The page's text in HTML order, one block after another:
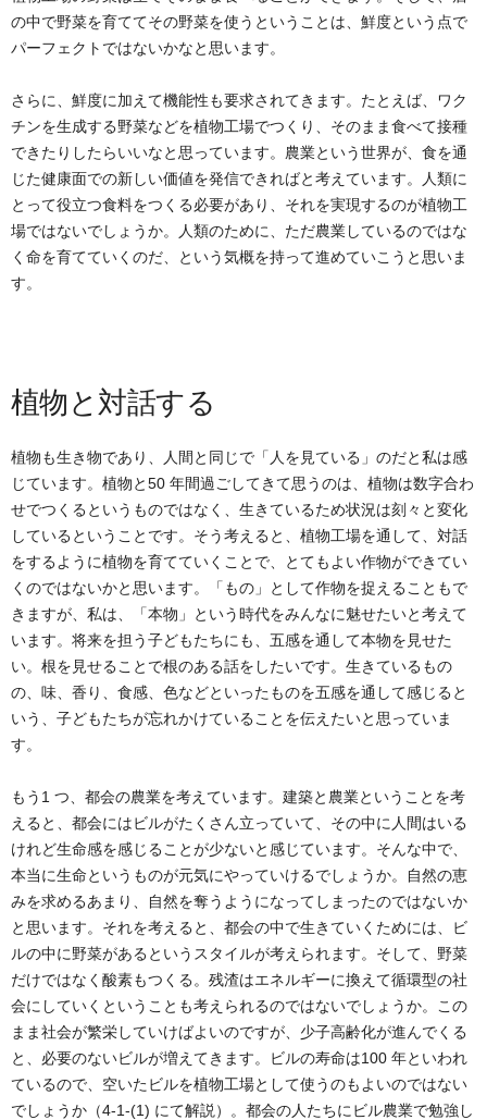
の中で野菜を育ててその野菜を使うということは、鮮度という点で
パーフェクトではないかなと思います。
さらに、鮮度に加えて機能性も要求されてきます。たとえば、ワク
チンを生成する野菜などを植物工場でつくり、そのまま食べて接種
できたりしたらいいなと思っています。農業という世界が、食を通
じた健康面での新しい価値を発信できればと考えています。人類に
とって役立つ食料をつくる必要があり、それを実現するのが植物工
場ではないでしょうか。人類のために、ただ農業しているのではな
く命を育てていくのだ、という気概を持って進めていこうと思いま
す。
植物と対話する
植物も生き物であり、人間と同じで「人を見ている」のだと私は感
じています。植物と50 年間過ごしてきて思うのは、植物は数字合わ
せでつくるというものではなく、生きているため状況は刻々と変化
しているということです。そう考えると、植物工場を通して、対話
をするように植物を育てていくことで、とてもよい作物ができてい
くのではないかと思います。「もの」として作物を捉えることもで
きますが、私は、「本物」という時代をみんなに魅せたいと考えて
います。将来を担う子どもたちにも、五感を通して本物を見せた
い。根を見せることで根のある話をしたいです。生きているもの
の、味、香り、食感、色などといったものを五感を通して感じると
いう、子どもたちが忘れかけていることを伝えたいと思っていま
す。
もう1 つ、都会の農業を考えています。建築と農業ということを考
えると、都会にはビルがたくさん立っていて、その中に人間はいる
けれど生命感を感じることが少ないと感じています。そんな中で、
本当に生命というものが元気にやっていけるでしょうか。自然の恵
みを求めるあまり、自然を奪うようになってしまったのではないか
と思います。それを考えると、都会の中で生きていくためには、ビ
ルの中に野菜があるというスタイルが考えられます。そして、野菜
だけではなく酸素もつくる。残渣はエネルギーに換えて循環型の社
会にしていくということも考えられるのではないでしょうか。この
まま社会が繁栄していけばよいのですが、少子高齢化が進んでくる
と、必要のないビルが増えてきます。ビルの寿命は100 年といわれ
ているので、空いたビルを植物工場として使うのもよいのではない
でしょうか（4-1-(1) にて解説）。都会の人たちにビル農業で勉強し